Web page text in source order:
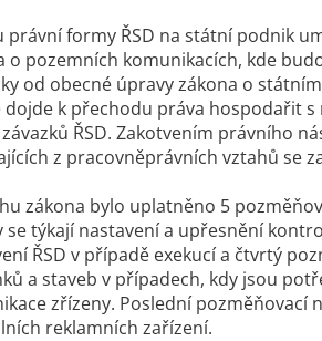
právní formy ŘSD na státní podnik
o pozemních komunikacích, kde
od obecné úpravy zákona o
dojde k přechodu práva hospodařit s
ŘSD. Zakotvením právního
z pracovněprávních vztahů se
zákona bylo uplatněno 5
se týkají nastavení a upřesnění
ŘSD v případě exekucí a čtvrtý
a staveb v případech, kdy jsou
zřízeny. Poslední
reklamních zařízení.